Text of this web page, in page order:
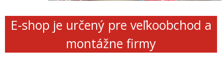
E-shop je určený pre veľkoobchod a
montážne firmy